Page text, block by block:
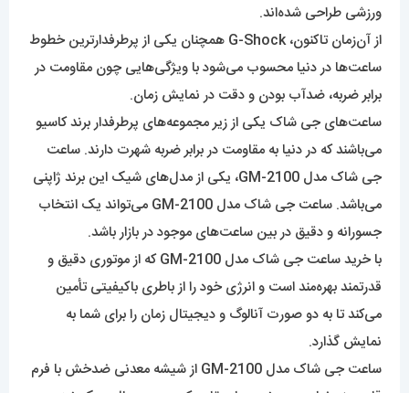
ورزشی طراحی شده‌اند.
از آن‌زمان تاکنون، G-Shock همچنان یکی از پرطرفدارترین خطوط
ساعت‌ها در دنیا محسوب می‌شود با ویژگی‌هایی چون مقاومت در
برابر ضربه، ضدآب بودن و دقت در نمایش زمان.
ساعت‌‌های جی شاک یکی از زیر مجموعه‌‌های پرطرفدار برند کاسیو
می‌باشند که در دنیا به مقاومت در برابر ضربه شهرت دارند. ساعت
جی شاک مدل GM-2100، یکی از مدل‌های شیک این برند ژاپنی
می‌باشد. ساعت جی شاک مدل GM-2100 می‌تواند یک انتخاب
جسورانه و دقیق در بین ساعت‌های موجود در بازار باشد.
با خرید ساعت جی شاک مدل GM-2100 که از موتوری دقیق و
قدرتمند بهره‌مند است و انرژی خود را از باطری باکیفیتی تأمین
می‌کند تا به دو صورت آنالوگ و دیجیتال زمان را برای شما به
نمایش گذارد.
ساعت جی شاک مدل GM-2100 از شیشه معدنی ضدخش با فرم